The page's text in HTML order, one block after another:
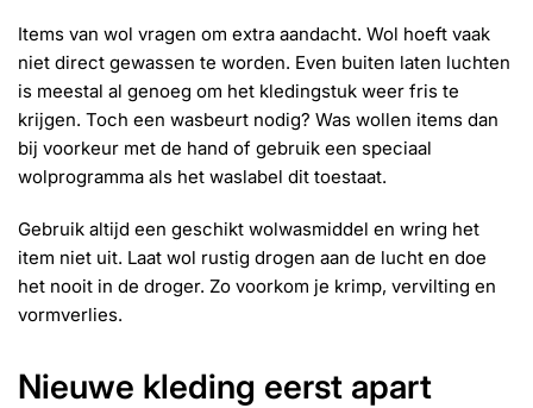
Items van wol vragen om extra aandacht. Wol hoeft vaak
niet direct gewassen te worden. Even buiten laten luchten
is meestal al genoeg om het kledingstuk weer fris te
krijgen. Toch een wasbeurt nodig? Was wollen items dan
bij voorkeur met de hand of gebruik een speciaal
wolprogramma als het waslabel dit toestaat.
Gebruik altijd een geschikt wolwasmiddel en wring het
item niet uit. Laat wol rustig drogen aan de lucht en doe
het nooit in de droger. Zo voorkom je krimp, vervilting en
vormverlies.
Nieuwe kleding eerst apart